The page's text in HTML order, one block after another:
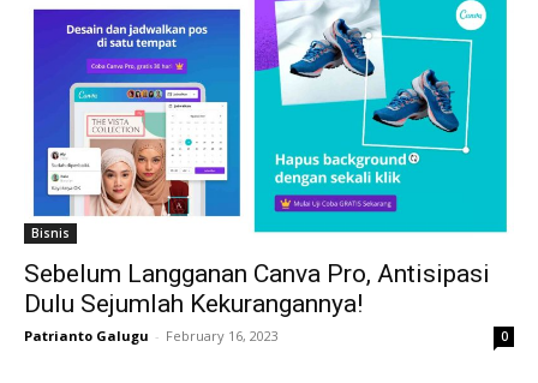
Bisnis
Sebelum Langganan Canva Pro, Antisipasi
Dulu Sejumlah Kekurangannya!
Patrianto Galugu - February 16, 2023 0